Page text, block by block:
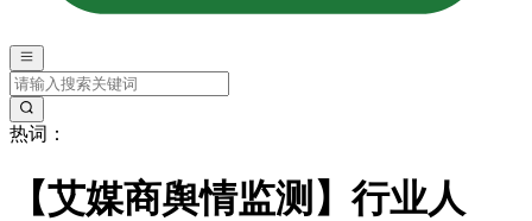
热词：
【艾媒商舆情监测】行业人